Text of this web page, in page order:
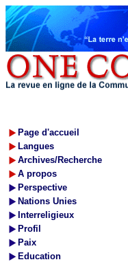
Page d'accueil
Langues
Archives/Recherche
A propos
Perspective
Nations Unies
Interreligieux
Profil
Paix
Education